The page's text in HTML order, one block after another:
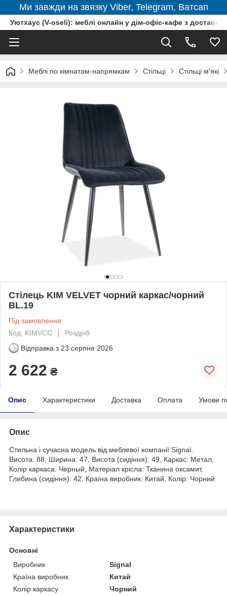
Ми завжди на звязку Viber, Telegram, Ватсап
Уютхаус (V-oseli): меблі онлайн у дім-офіс-кафе з
Меблі по кімнатам-напрямкам Стільці Стільці м'які
Стілець KIM VELVET чорний каркас/чорний
BL.19
Під замовлення
Код: KIMVCC
Роздріб
Відправка з 23 серпня 2026
2 622 ₴
Опис Характеристики Доставка Оплата Умови
Опис
Стильна і сучасна модель від меблевої компанії Signal.
Висота: 88, Ширина: 47, Висота (сидіння): 49, Каркас: Метал,
Колір каркаса: Черный, Матеріал крісла: Тканина оксамит,
Глибина (сидіння): 42, Країна виробник: Китай, Колір: Чорний
Характеристики
Основні
Виробник
Signal
Країна виробник
Китай
Колір каркасу
Чорний